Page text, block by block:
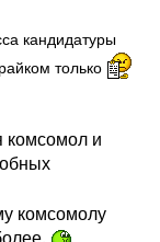
кандидатуры
только
комсомол и
комсомолу